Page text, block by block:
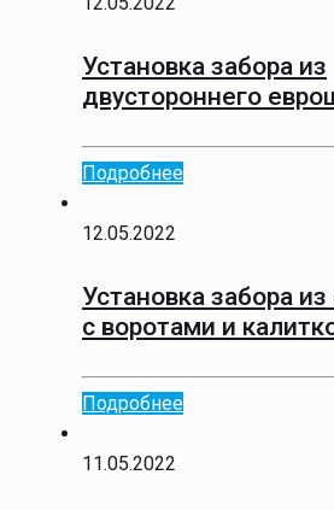
Установка забора из
двустороннего
Подробнее
12.05.2022
Установка забора
с воротами и
Подробнее
11.05.2022